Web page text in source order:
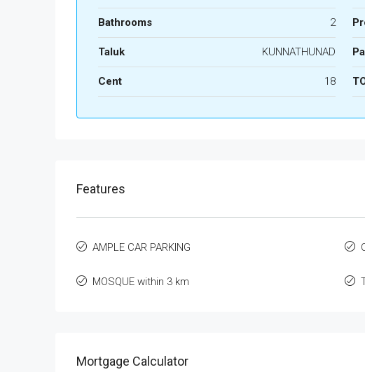
Bathrooms 2
Taluk KUNNATHUNAD
Cent 18
Features
AMPLE CAR PARKING
MOSQUE within 3 km
Mortgage Calculator